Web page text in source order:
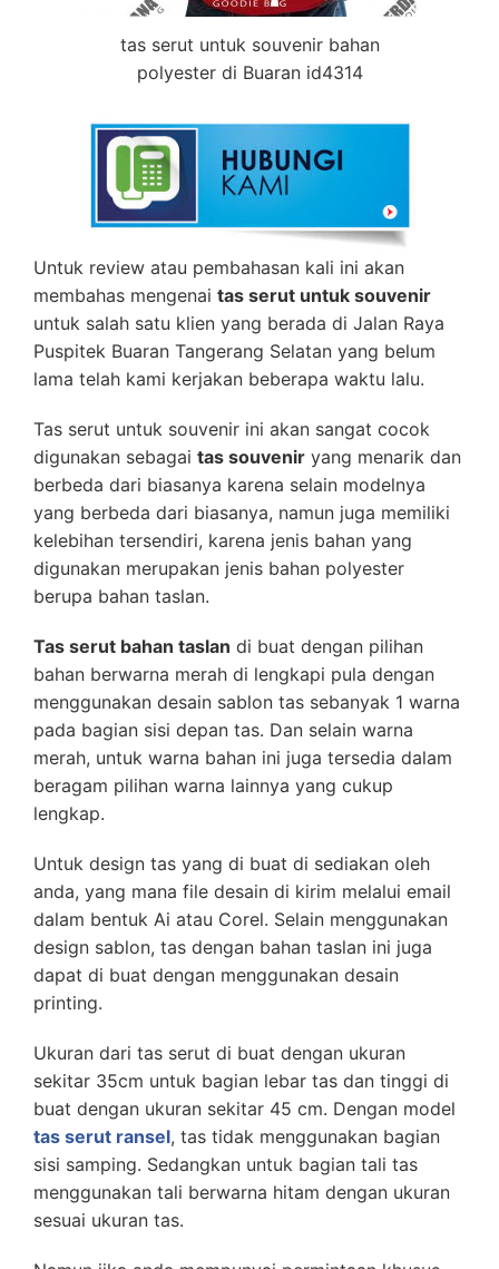
tas serut untuk souvenir bahan
polyester di Buaran id4314
Untuk review atau pembahasan kali ini akan
membahas mengenai tas serut untuk souvenir
untuk salah satu klien yang berada di Jalan Raya
Puspitek Buaran Tangerang Selatan yang belum
lama telah kami kerjakan beberapa waktu lalu.
Tas serut untuk souvenir ini akan sangat cocok
digunakan sebagai tas souvenir yang menarik dan
berbeda dari biasanya karena selain modelnya
yang berbeda dari biasanya, namun juga memiliki
kelebihan tersendiri, karena jenis bahan yang
digunakan merupakan jenis bahan polyester
berupa bahan taslan.
Tas serut bahan taslan di buat dengan pilihan
bahan berwarna merah di lengkapi pula dengan
menggunakan desain sablon tas sebanyak 1 warna
pada bagian sisi depan tas. Dan selain warna
merah, untuk warna bahan ini juga tersedia dalam
beragam pilihan warna lainnya yang cukup
lengkap.
Untuk design tas yang di buat di sediakan oleh
anda, yang mana file desain di kirim melalui email
dalam bentuk Ai atau Corel. Selain menggunakan
design sablon, tas dengan bahan taslan ini juga
dapat di buat dengan menggunakan desain
printing.
Ukuran dari tas serut di buat dengan ukuran
sekitar 35cm untuk bagian lebar tas dan tinggi di
buat dengan ukuran sekitar 45 cm. Dengan model
tas serut ransel, tas tidak menggunakan bagian
sisi samping. Sedangkan untuk bagian tali tas
menggunakan tali berwarna hitam dengan ukuran
sesuai ukuran tas.